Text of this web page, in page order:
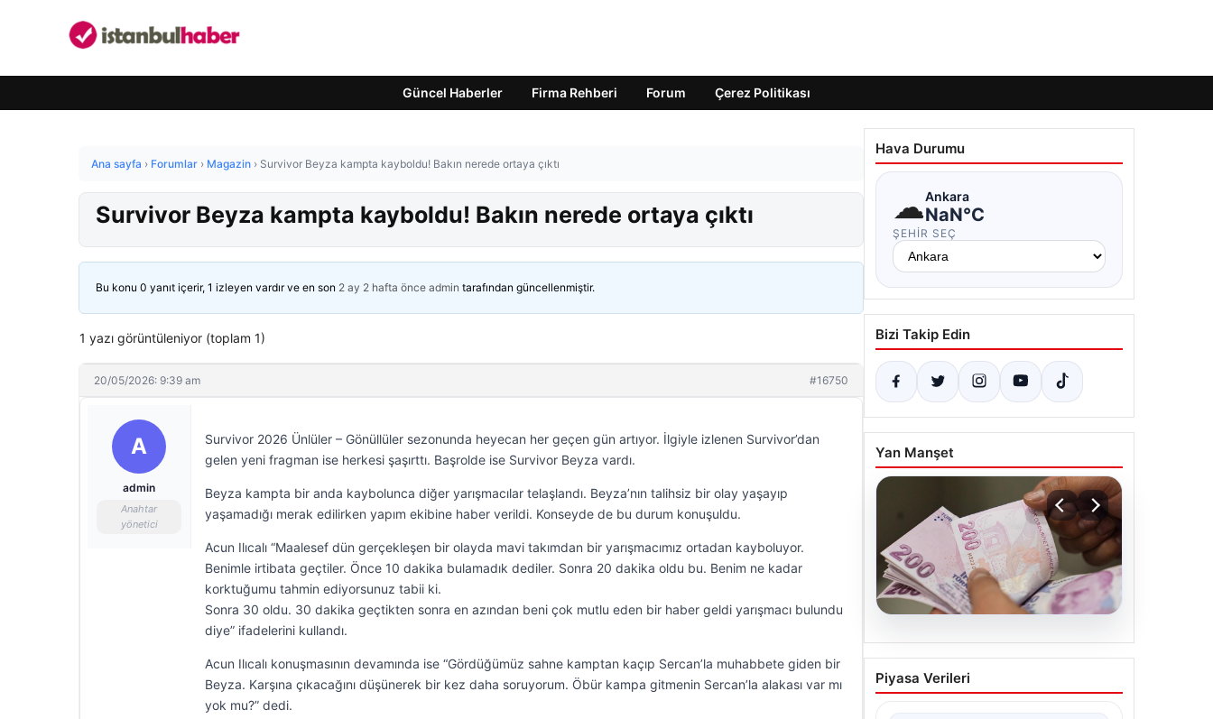
Güncel Haberler Firma Rehberi Forum Çerez Politikası
Ana sayfa › Forumlar › Magazin › Survivor Beyza kampta kayboldu! Bakın nerede ortaya çıktı
Survivor Beyza kampta kayboldu! Bakın nerede ortaya çıktı
Bu konu 0 yanıt içerir, 1 izleyen vardır ve en son 2 ay 2 hafta önce admin tarafından güncellenmiştir.
1 yazı görüntüleniyor (toplam 1)
20/05/2026: 9:39 am #16750
A
admin
Anahtar
yönetici
Survivor 2026 Ünlüler – Gönüllüler sezonunda heyecan her geçen gün artıyor. İlgiyle izlenen Survivor’dan
gelen yeni fragman ise herkesi şaşırttı. Başrolde ise Survivor Beyza vardı.
Beyza kampta bir anda kaybolunca diğer yarışmacılar telaşlandı. Beyza’nın talihsiz bir olay yaşayıp
yaşamadığı merak edilirken yapım ekibine haber verildi. Konseyde de bu durum konuşuldu.
Acun Ilıcalı “Maalesef dün gerçekleşen bir olayda mavi takımdan bir yarışmacımız ortadan kayboluyor.
Benimle irtibata geçtiler. Önce 10 dakika bulamadık dediler. Sonra 20 dakika oldu bu. Benim ne kadar
korktuğumu tahmin ediyorsunuz tabii ki.
Sonra 30 oldu. 30 dakika geçtikten sonra en azından beni çok mutlu eden bir haber geldi yarışmacı bulundu
diye” ifadelerini kullandı.
Acun Ilıcalı konuşmasının devamında ise “Gördüğümüz sahne kamptan kaçıp Sercan’la muhabbete giden bir
Beyza. Karşına çıkacağını düşünerek bir kez daha soruyorum. Öbür kampa gitmenin Sercan’la alakası var mı
yok mu?” dedi.
Hava Durumu
☁Ankara
NaN°C
ŞEHIR SEÇ
Bizi Takip Edin
Yan Manşet
Bayram ikramiyeleri ne
zaman yatacak? 2026
Piyasa Verileri